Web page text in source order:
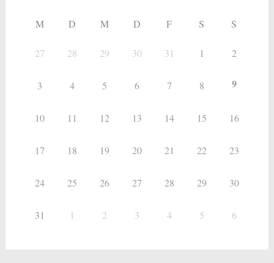
M D M D F S S
27 28 29 30 31 1 2
3 4 5 6 7 8 9
10 11 12 13 14 15 16
17 18 19 20 21 22 23
24 25 26 27 28 29 30
31 1 2 3 4 5 6